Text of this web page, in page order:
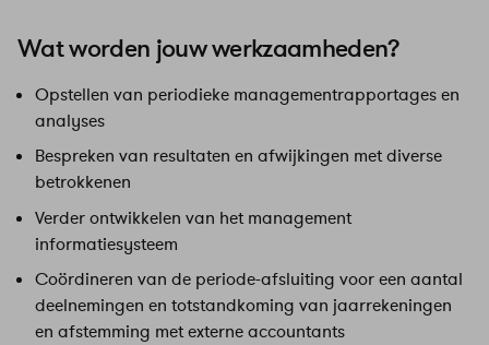
Wat worden jouw werkzaamheden?
Opstellen van periodieke managementrapportages en
analyses
Bespreken van resultaten en afwijkingen met diverse
betrokkenen
Verder ontwikkelen van het management
informatiesysteem
Coördineren van de periode-afsluiting voor een aantal
deelnemingen en totstandkoming van jaarrekeningen
en afstemming met externe accountants